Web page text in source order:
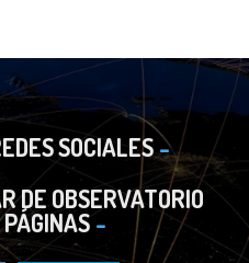
SOCIALES
DE OBSERVATORIO